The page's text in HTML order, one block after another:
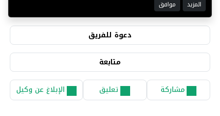
التقييمات
دعوة للفريق
متابعة
مشاركة تعليق الإبلاغ عن وكيل
المزيد موافق